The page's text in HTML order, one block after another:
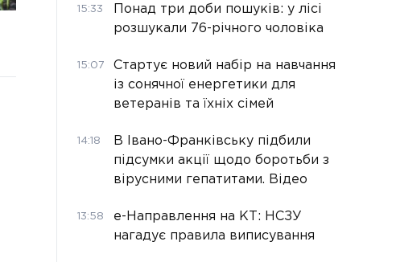
15:33
Понад три доби пошуків: у лісі
розшукали 76-річного чоловіка
15:07
Стартує новий набір на навчання
із сонячної енергетики для
ветеранів та їхніх сімей
14:18
В Івано-Франківську підбили
підсумки акції щодо боротьби з
вірусними гепатитами. Відео
13:58
е-Направлення на КТ: НСЗУ
нагадує правила виписування